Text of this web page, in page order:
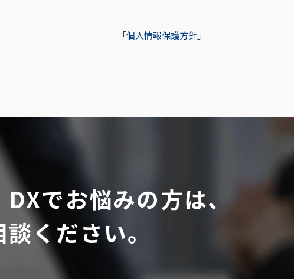
「個人情報保護方針」
でお悩みの方は、
ください。